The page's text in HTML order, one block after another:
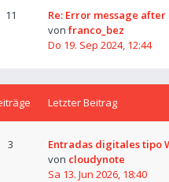
11
Re: Error message
von franco_bez
Do 19. Sep 2024, 12:44
Letzter Beitrag
3
Entradas digitales tipo
von cloudynote
Sa 13. Jun 2026, 18:40